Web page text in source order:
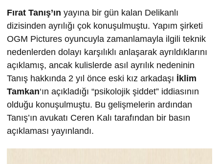
Fırat Tanış’ın yayına bir gün kalan Delikanlı
dizisinden ayrılığı çok konuşulmuştu. Yapım şirketi
OGM Pictures oyuncuyla zamanlamayla ilgili teknik
nedenlerden dolayı karşılıklı anlaşarak ayrıldıklarını
açıklamış, ancak kulislerde asıl ayrılık nedeninin
Tanış hakkında 2 yıl önce eski kız arkadaşı İklim
Tamkan‘ın açıkladığı “psikolojik şiddet” iddiasının
olduğu konuşulmuştu. Bu gelişmelerin ardından
Tanış’ın avukatı Ceren Kalı tarafından bir basın
açıklaması yayınlandı.